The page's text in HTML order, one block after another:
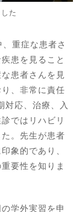
た
重症な患者さ
患を見ること
患者さんを見
、非常に責任
対応、治療、入
ではリハビリ
。先生が患者
象的であり、
要性を知りま
学外実習を申